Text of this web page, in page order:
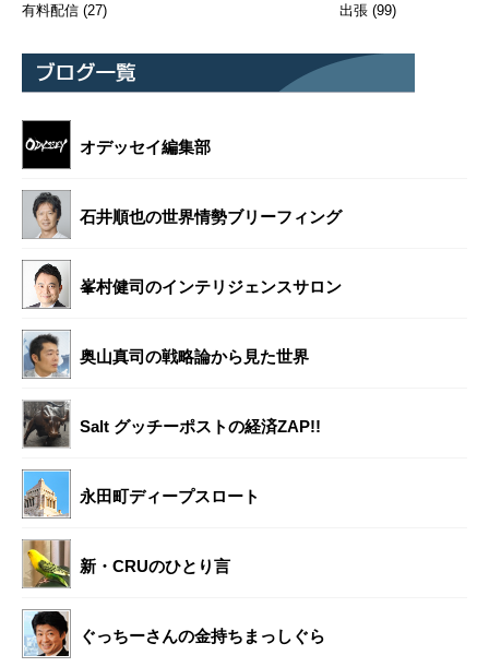
有料配信 (27)
出張 (99)
オデッセイ編集部
石井順也の世界情勢ブリーフィング
峯村健司のインテリジェンスサロン
奥山真司の戦略論から見た世界
Salt グッチーポストの経済ZAP!!
永田町ディープスロート
新・CRUのひとり言
ぐっちーさんの金持ちまっしぐら